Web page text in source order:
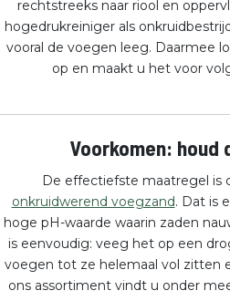
rechtstreeks naar riool en
hogedrukreiniger als
vooral de voegen leeg. Daarmee
op en maakt u het voor
Voorkomen: houd
De effectiefste maatregel is
onkruidwerend voegzand. Dat is
hoge pH-waarde waarin zaden
is eenvoudig: veeg het op een
voegen tot ze helemaal vol zitten
ons assortiment vindt u onder